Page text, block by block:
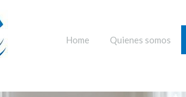
Home Quienes somos